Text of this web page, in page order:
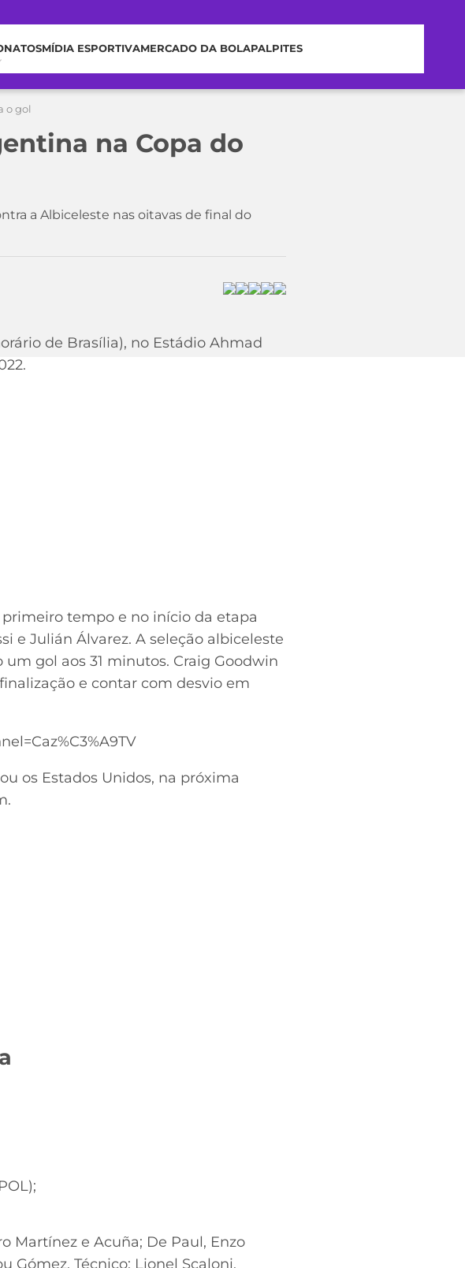
MÍDIA ESPORTIVAMERCADO DA BOLAPALPITES
o gol
na Copa do
a Albiceleste nas oitavas de final do
de Brasília), no Estádio Ahmad
tempo e no início da etapa
e Julián Álvarez. A seleção albiceleste
gol aos 31 minutos. Craig Goodwin
e contar com desvio em
os Estados Unidos, na próxima
Martínez e Acuña; De Paul, Enzo
Gómez. Técnico: Lionel Scaloni.